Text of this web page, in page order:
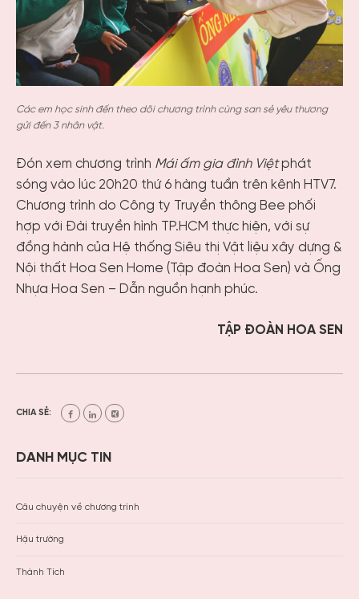
Các em học sinh đến theo dõi chương trình cùng san sẻ yêu thương
gửi đến 3 nhân vật.
Đón xem chương trình Mái ấm gia đình Việtphát
sóng vào lúc 20h20 thứ 6 hàng tuần trên kênh HTV7.
Chương trình do Công ty Truyền thông Bee phối
hợp với Đài truyền hình TP.HCM thực hiện, với sự
đồng hành của Hệ thống Siêu thị Vật liệu xây dựng &
Nội thất Hoa Sen Home (Tập đoàn Hoa Sen) và Ống
Nhựa Hoa Sen – Dẫn nguồn hạnh phúc.
TẬP ĐOÀN HOA SEN
CHIA SẺ:
DANH MỤC TIN
Câu chuyện về chương trình
Hậu trường
Thành Tích